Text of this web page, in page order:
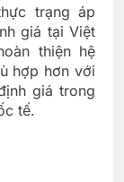
trạng áp
giá tại Việt
thiện hệ
hợp hơn với
giá trong
tế.